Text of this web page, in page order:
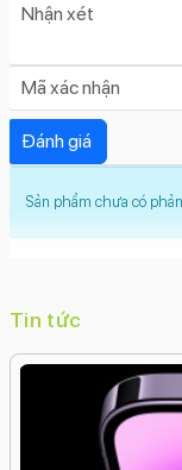
Công suất:
Chọn củ sạc
nếu thiết bị có
Thương hiệu:
Đảm bảo củ
bạn (USB-A,
Giá cả:
Sản phẩm chưa có
Tin tức